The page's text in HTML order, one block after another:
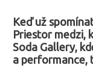
Keď už
Priestor medzi,
Soda Gallery,
a performance,